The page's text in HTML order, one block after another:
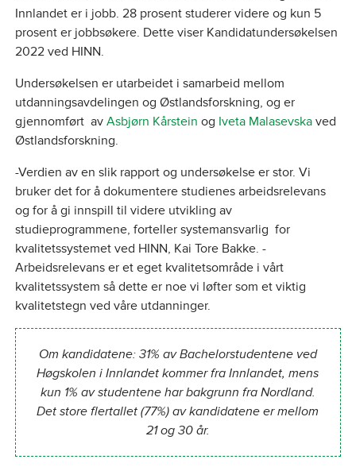
Innlandet er i jobb. 28 prosent studerer videre og kun 5
prosent er jobbsøkere. Dette viser Kandidatundersøkelsen
2022 ved HINN.
Undersøkelsen er utarbeidet i samarbeid mellom
utdanningsavdelingen og Østlandsforskning, og er
gjennomført av Asbjørn Kårstein og Iveta Malasevskaved
Østlandsforskning.
-Verdien av en slik rapport og undersøkelse er stor. Vi
bruker det for å dokumentere studienes arbeidsrelevans
og for å gi innspill til videre utvikling av
studieprogrammene, forteller systemansvarlig for
kvalitetssystemet ved HINN, Kai Tore Bakke. -
Arbeidsrelevans er et eget kvalitetsområde i vårt
kvalitetssystem så dette er noe vi løfter som et viktig
kvalitetstegn ved våre utdanninger.
Om kandidatene: 31% av Bachelorstudentene ved
Høgskolen i Innlandet kommer fra Innlandet, mens
kun 1% av studentene har bakgrunn fra Nordland.
Det store flertallet (77%) av kandidatene er mellom
21 og 30 år.